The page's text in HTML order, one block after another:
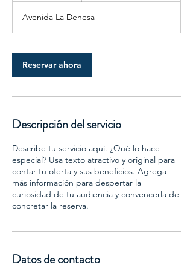
Avenida La Dehesa
Reservar ahora
Descripción del servicio
Describe tu servicio aquí. ¿Qué lo hace
especial? Usa texto atractivo y original para
contar tu oferta y sus beneficios. Agrega
más información para despertar la
curiosidad de tu audiencia y convencerla de
concretar la reserva.
Datos de contacto